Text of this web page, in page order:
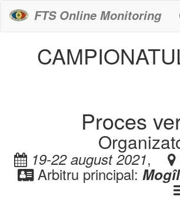
FTS Online Monitoring
Proces
19-22 august 2021,
Arbitru principal: